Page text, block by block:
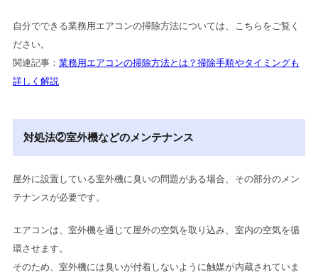
自分でできる業務用エアコンの掃除方法については、こちらをご覧く
ださい。
関連記事：業務用エアコンの掃除方法とは？掃除手順やタイミングも
詳しく解説
対処法②室外機などのメンテナンス
屋外に設置している室外機に臭いの問題がある場合、その部分のメン
テナンスが必要です。
エアコンは、室外機を通じて屋外の空気を取り込み、室内の空気を循
環させます。
そのため、室外機には臭いが付着しないように触媒が内蔵されていま